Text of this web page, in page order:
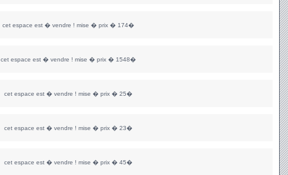
cet espace est � vendre ! mise � prix � 174�
cet espace est � vendre ! mise � prix � 1548�
cet espace est � vendre ! mise � prix � 25�
cet espace est � vendre ! mise � prix � 23�
cet espace est � vendre ! mise � prix � 45�